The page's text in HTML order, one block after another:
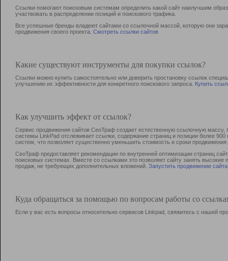
Ссылки помогают поисковым системам определить какой сайт наилучшим
участвовать в раcпределении позиций и поискового трафика.
Все успешные бренды владеют сайтами со ссылочной массой, которую они
продвижения своего проекта. Смотреть ссылки сайтов
Какие существуют инструменты для покупки ссылок?
Ссылки можно купить самостоятельно или доверить простановку ссылок
улучшению их эффективности для конкретного поискового запроса. Купить
Как улучшить эффект от ссылок?
Сервис продвижения сайтов СеоТраф создает естественную ссылочную
системы LinkPad отслеживает ссылки, содержание страниц и позиции более
систем, что позволяет существенно уменьшить стоимость и сроки продвижения.
СеоТраф предоставляет рекомендации по внутренней оптимизации страниц
поисковых системах. Вместе со ссылками это позволяет сайту занять
продаж, не требующих дополнительных вложений. Запустить продвижение сайта
Куда обращаться за помощью по вопросам работы со
Если у вас есть вопросы относительно сервисов Linkpad, свяжитесь с нашей